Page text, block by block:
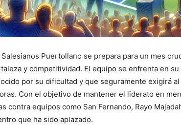
Salesianos Puertollano se prepara para un mes
y competitividad. El equipo se enfrenta en
por su dificultad y que seguramente exigirá
Con el objetivo de mantener el liderato en
contra equipos como San Fernando, Rayo
que ha sido aplazado.